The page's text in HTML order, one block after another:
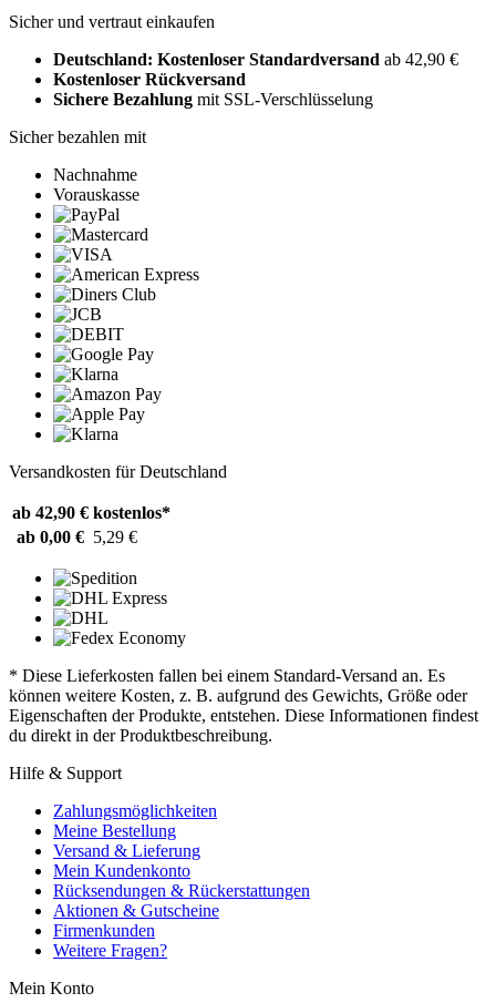
Sicher und vertraut einkaufen
Deutschland: Kostenloser Standardversand ab 42,90 €
Kostenloser Rückversand
Sichere Bezahlung mit SSL-Verschlüsselung
Sicher bezahlen mit
Nachnahme
Vorauskasse
Versandkosten für Deutschland
ab 42,90 € kostenlos*
ab 0,00 € 5,29 €
* Diese Lieferkosten fallen bei einem Standard-Versand an. Es
können weitere Kosten, z. B. aufgrund des Gewichts, Größe oder
Eigenschaften der Produkte, entstehen. Diese Informationen findest
du direkt in der Produktbeschreibung.
Hilfe & Support
Zahlungsmöglichkeiten
Meine Bestellung
Versand & Lieferung
Mein Kundenkonto
Rücksendungen & Rückerstattungen
Aktionen & Gutscheine
Firmenkunden
Weitere Fragen?
Mein Konto